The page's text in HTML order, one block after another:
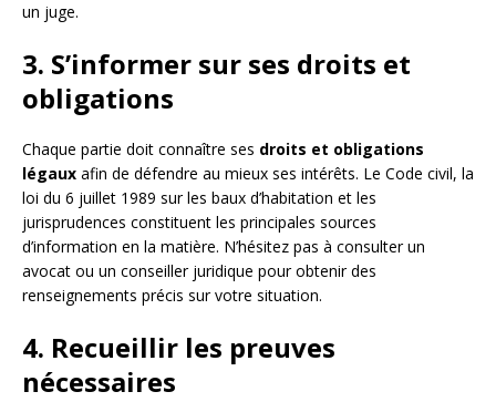
un juge.
3. S’informer sur ses droits et
obligations
Chaque partie doit connaître ses droits et obligations
légaux afin de défendre au mieux ses intérêts. Le Code civil, la
loi du 6 juillet 1989 sur les baux d’habitation et les
jurisprudences constituent les principales sources
d’information en la matière. N’hésitez pas à consulter un
avocat ou un conseiller juridique pour obtenir des
renseignements précis sur votre situation.
4. Recueillir les preuves
nécessaires